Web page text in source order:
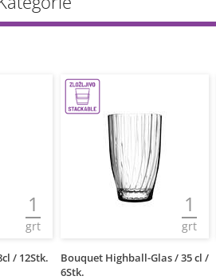
1
grt
/ 12Stk.
1
grt
Bouquet Highball-Glas / 35 cl /
6Stk.